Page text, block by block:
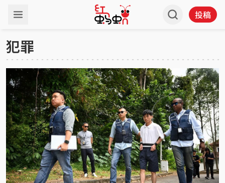
投稿
犯罪